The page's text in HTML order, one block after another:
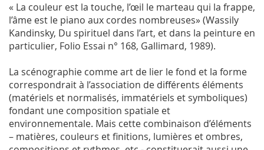
« La couleur est la touche, l’œil le marteau qui la frappe,
l’âme est le piano aux cordes nombreuses» (Wassily
Kandinsky, Du spirituel dans l’art, et dans la peinture en
particulier, Folio Essai n° 168, Gallimard, 1989).
La scénographie comme art de lier le fond et la forme
correspondrait à l’association de différents éléments
(matériels et normalisés, immatériels et symboliques)
fondant une composition spatiale et
environnementale. Mais cette combinaison d’éléments
– matières, couleurs et finitions, lumières et ombres,